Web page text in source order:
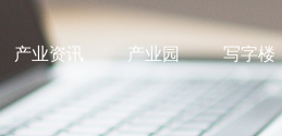
产业资讯 产业园 写字楼